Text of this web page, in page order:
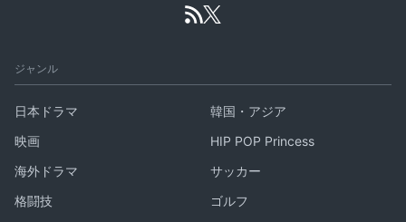
ジャンル
日本ドラマ
韓国・アジア
映画
HIP POP Princess
海外ドラマ
サッカー
格闘技
ゴルフ